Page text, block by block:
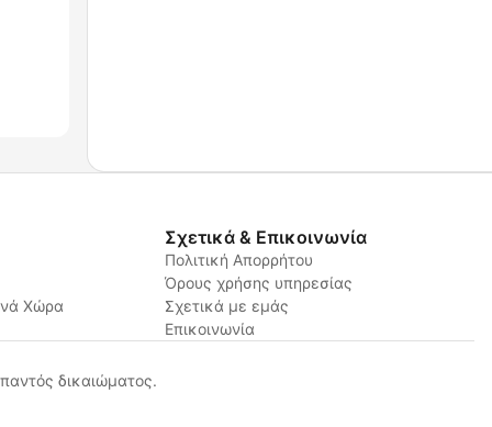
Χώρα
Σχετικά & Επικοινωνία
Πολιτική Απορρήτου
Όρους χρήσης υπηρεσίας
Σχετικά με εμάς
Επικοινωνία
δικαιώματος.